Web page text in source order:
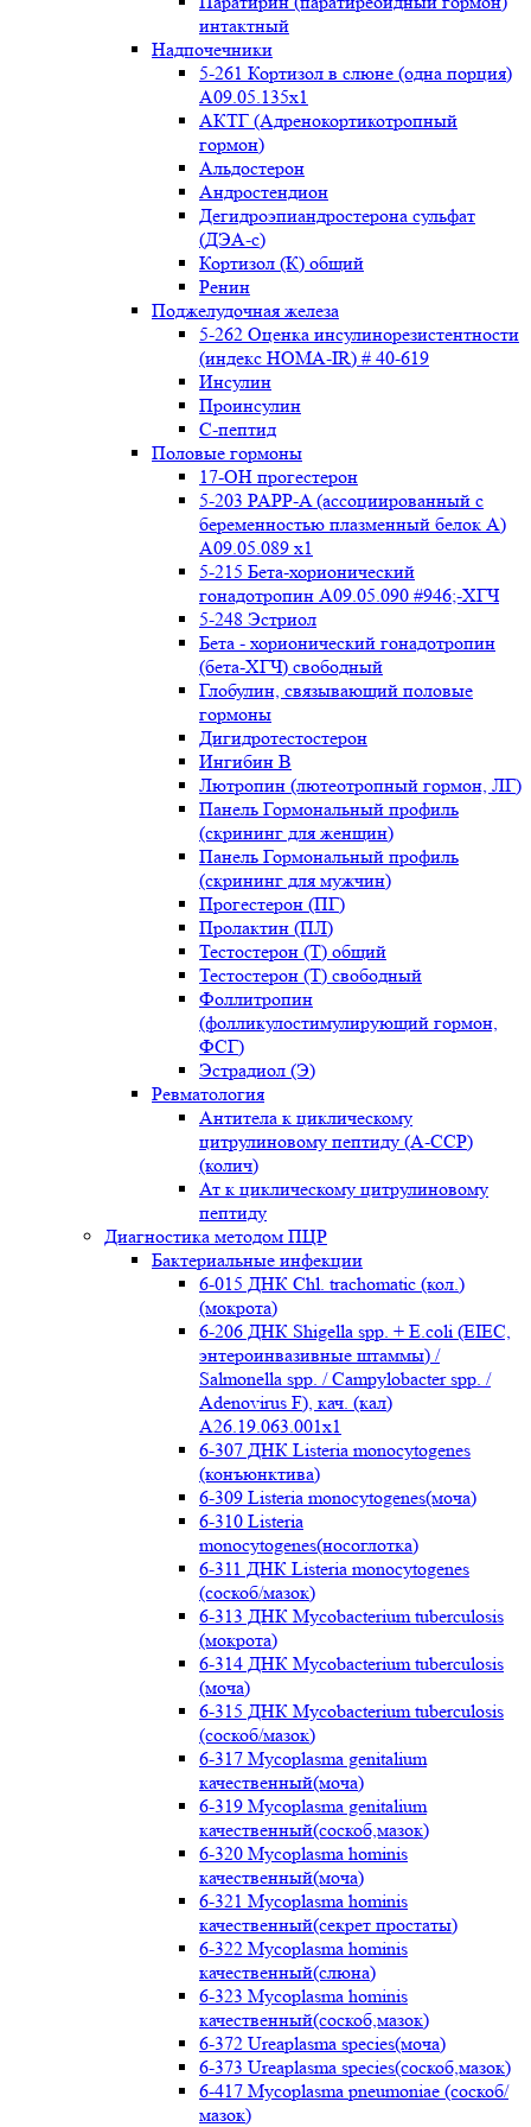
интактный
Надпочечники
5-261 Кортизол в слюне (одна порция)
A09.05.135x1
АКТГ (Адренокортикотропный
гормон)
Альдостерон
Андростендион
Дегидроэпиандростерона сульфат
(ДЭА-с)
Кортизол (К) общий
Ренин
Поджелудочная железа
5-262 Оценка инсулинорезистентности
(индекс HOMA-IR) # 40-619
Инсулин
Проинсулин
С-пептид
Половые гормоны
17-ОН прогестерон
5-203 PAPP-A (ассоциированный с
беременностью плазменный белок А)
А09.05.089 x1
5-215 Бета-хорионический
гонадотропин А09.05.090 #946;-ХГЧ
5-248 Эстриол
Бета - хорионический гонадотропин
(бета-ХГЧ) свободный
Глобулин, связывающий половые
гормоны
Дигидротестостерон
Ингибин В
Лютропин (лютеотропный гормон, ЛГ)
Панель Гормональный профиль
(скрининг для женщин)
Панель Гормональный профиль
(скрининг для мужчин)
Прогестерон (ПГ)
Пролактин (ПЛ)
Тестостерон (Т) общий
Тестостерон (Т) свободный
Фоллитропин
(фолликулостимулирующий гормон,
ФСГ)
Эстрадиол (Э)
Ревматология
Антитела к циклическому
цитрулиновому пептиду (A-ССР)
(колич)
Ат к циклическому цитрулиновому
пептиду
Диагностика методом ПЦР
Бактериальные инфекции
6-015 ДНК Chl. trachomatic (кол.)
(мокрота)
6-206 ДНК Shigella spp. + E.coli (EIEC,
энтероинвазивные штаммы) /
Salmonella spp. / Campylobacter spp. /
Adenovirus F), кач. (кал)
A26.19.063.001x1
6-307 ДНК Listeria monocytogenes
(конъюнктива)
6-309 Listeria monocytogenes(моча)
6-310 Listeria
monocytogenes(носоглотка)
6-311 ДНК Listeria monocytogenes
(соскоб/мазок)
6-313 ДНК Mycobacterium tuberculosis
(мокрота)
6-314 ДНК Mycobacterium tuberculosis
(моча)
6-315 ДНК Mycobacterium tuberculosis
(соскоб/мазок)
6-317 Mycoplasma genitalium
качественный(моча)
6-319 Mycoplasma genitalium
качественный(соскоб,мазок)
6-320 Mycoplasma hominis
качественный(моча)
6-321 Mycoplasma hominis
качественный(секрет простаты)
6-322 Mycoplasma hominis
качественный(слюна)
6-323 Mycoplasma hominis
качественный(соскоб,мазок)
6-372 Ureaplasma species(моча)
6-373 Ureaplasma species(соскоб,мазок)
6-417 Mycoplasma pneumoniae (соскоб/
мазок)